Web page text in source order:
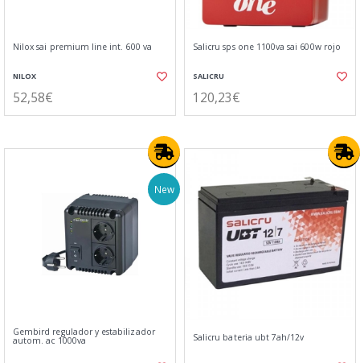
Nilox sai premium line int. 600 va
NILOX
52,58€
Salicru sps one 1100va sai 600w rojo
SALICRU
120,23€
New
Gembird regulador y estabilizador
autom. ac 1000va Salicru bateria ubt 7ah/12v